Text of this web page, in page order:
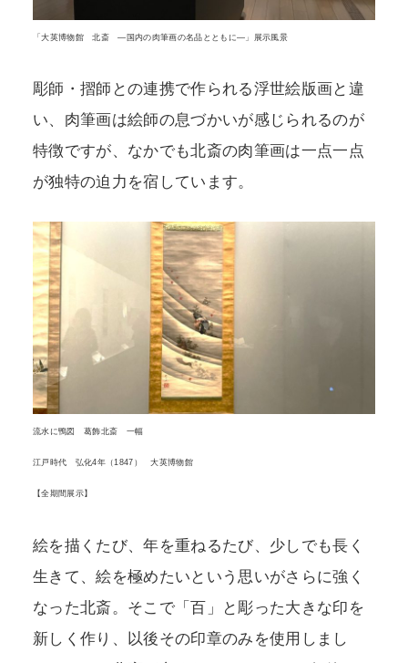
「大英博物館 北斎 ―国内の肉筆画の名品とともに―」展示風景
彫師・摺師との連携で作られる浮世絵版画と違
い、肉筆画は絵師の息づかいが感じられるのが
特徴ですが、なかでも北斎の肉筆画は一点一点
が独特の迫力を宿しています。
流水に鴨図 葛飾北斎 一幅
江戸時代 弘化4年（1847） 大英博物館
【全期間展示】
絵を描くたび、年を重ねるたび、少しでも長く
生きて、絵を極めたいという思いがさらに強く
なった北斎。そこで「百」と彫った大きな印を
新しく作り、以後その印章のみを使用しまし